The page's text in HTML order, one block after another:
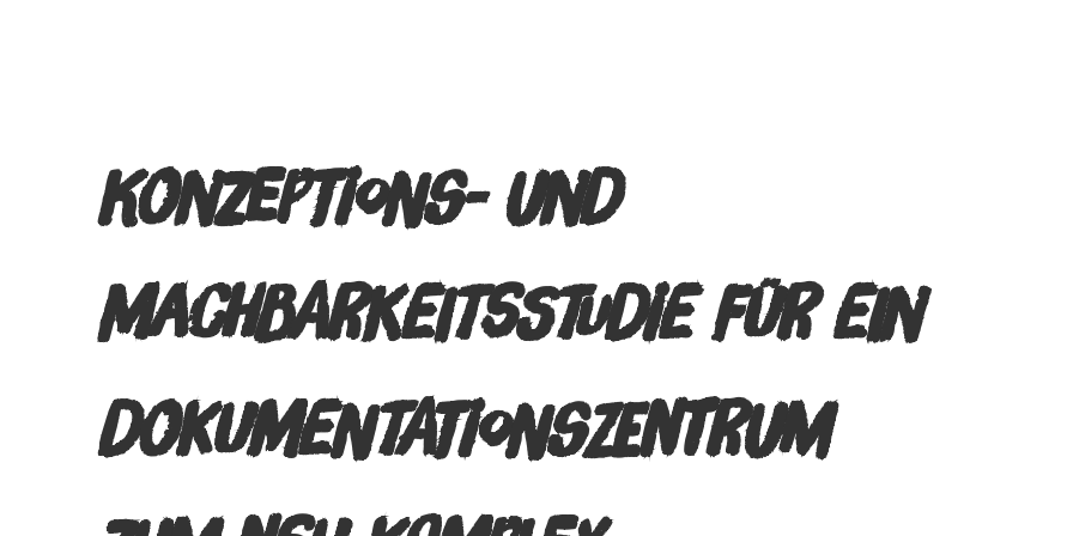
KONZEPTIONS- UND
MACHBARKEITSSTUDIE FÜR EIN
DOKUMENTATIONSZENTRUM